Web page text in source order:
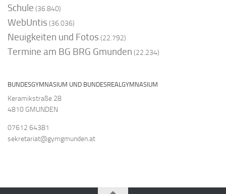
Schule (36.840)
WebUntis (36.036)
Neuigkeiten und Fotos (22.792)
Termine am BG BRG Gmunden (22.234)
BUNDESGYMNASIUM UND BUNDESREALGYMNASIUM
Keramikstraße 28
4810 GMUNDEN
07612 64381
sekretariat@gymgmunden.at